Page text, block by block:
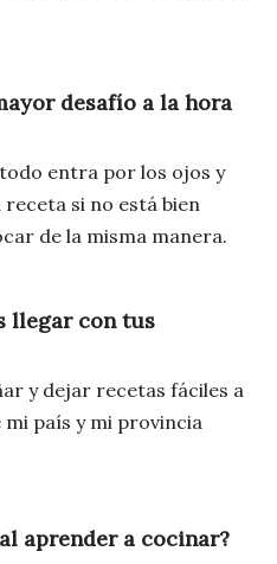
desafío a la hora
entra por los ojos y
si no está bien
de la misma manera.
llegar con tus
y dejar recetas fáciles a
mi país y mi provincia
aprender a cocinar?